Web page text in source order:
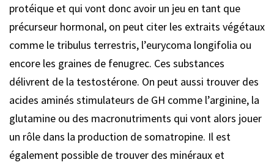
protéique et qui vont donc avoir un jeu en tant que
précurseur hormonal, on peut citer les extraits végétaux
comme le tribulus terrestris, l’eurycoma longifolia ou
encore les graines de fenugrec. Ces substances
délivrent de la testostérone. On peut aussi trouver des
acides aminés stimulateurs de GH comme l’arginine, la
glutamine ou des macronutriments qui vont alors jouer
un rôle dans la production de somatropine. Il est
également possible de trouver des minéraux et